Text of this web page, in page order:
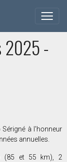
2025 -
Sérigné à l'honneur
annuelles.
(85 et 55 km), 2